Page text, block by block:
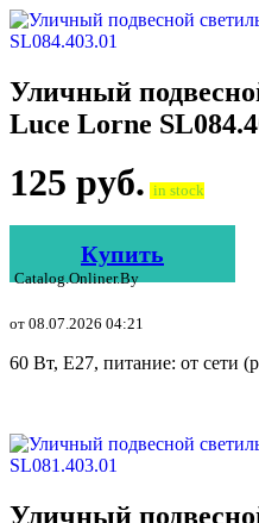
Уличный
Luce Lorne
125 руб. in stock
Купить
Catalog.onliner.by
от 08.07.2026 04:21
60 Вт, E27, питание: от сети
Уличный